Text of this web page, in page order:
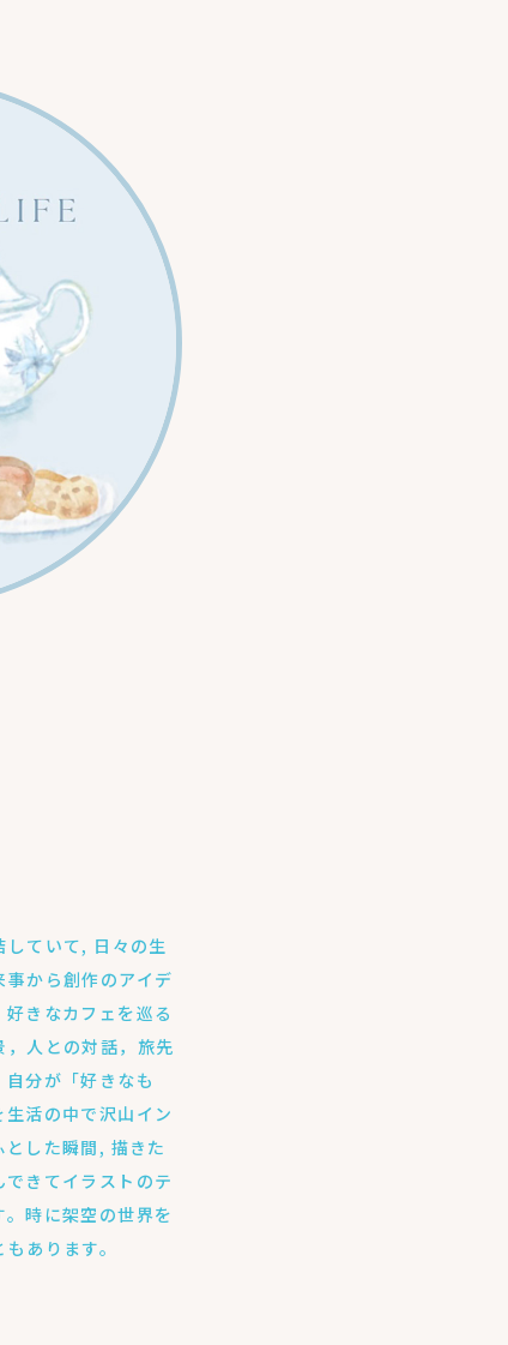
ていて, 日々の生
から創作のアイデ
きなカフェを巡る
人との対話，旅先
分が「好きなも
活の中で沢山イン
した瞬間, 描きた
きてイラストのテ
時に架空の世界を
あります。